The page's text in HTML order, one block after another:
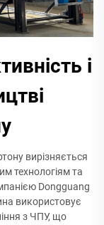
і
вирізняється
технологіям та
Dongguang
використовує
з ЧПУ, що